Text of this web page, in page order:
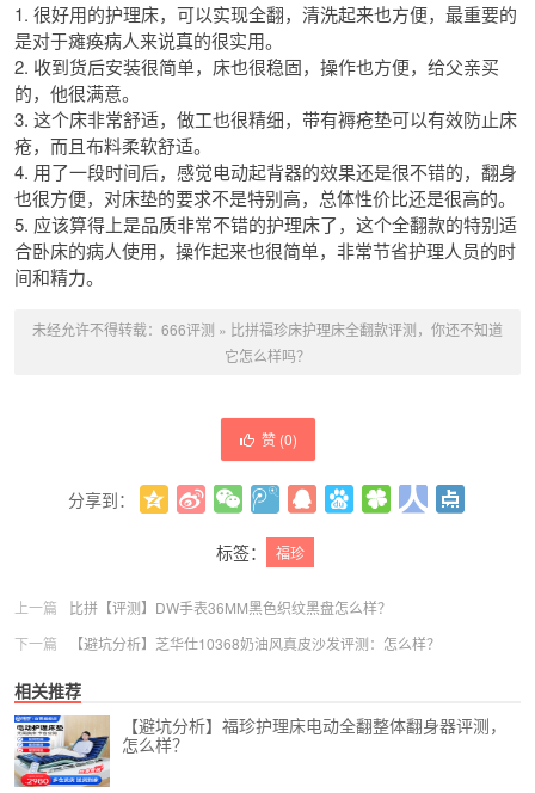
1. 很好用的护理床，可以实现全翻，清洗起来也方便，最重要的
是对于瘫痪病人来说真的很实用。
2. 收到货后安装很简单，床也很稳固，操作也方便，给父亲买
的，他很满意。
3. 这个床非常舒适，做工也很精细，带有褥疮垫可以有效防止床
疮，而且布料柔软舒适。
4. 用了一段时间后，感觉电动起背器的效果还是很不错的，翻身
也很方便，对床垫的要求不是特别高，总体性价比还是很高的。
5. 应该算得上是品质非常不错的护理床了，这个全翻款的特别适
合卧床的病人使用，操作起来也很简单，非常节省护理人员的时
间和精力。
未经允许不得转载： 666评测 » 比拼福珍床护理床全翻款评测，你还不知道
它怎么样吗？
赞 (0)
分享到：
标签：
福珍
上一篇
比拼【评测】DW手表36MM黑色织纹黑盘怎么样？
下一篇
【避坑分析】芝华仕10368奶油风真皮沙发评测：怎么样？
相关推荐
【避坑分析】福珍护理床电动全翻整体翻身器评测，
怎么样？